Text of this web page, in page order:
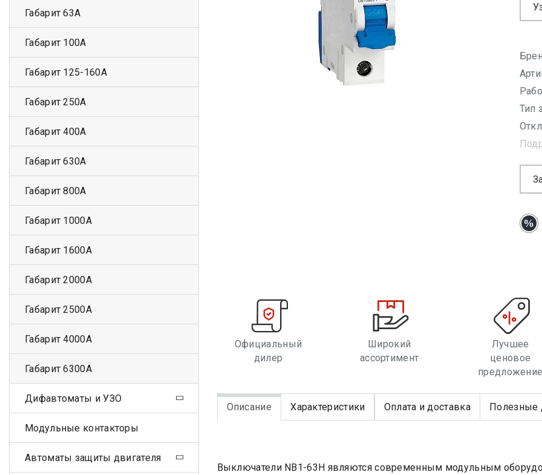
Тип
Официальный
дилер
Широкий
ассортимент
Лучшее
ценовое
предложение
Описание Характеристики Оплата и доставка Полезные
Выключатели NB1-63H являются современным модульным
Габарит 63А
Габарит 100А
Габарит 125-160А
Габарит 250А
Габарит 400А
Габарит 630А
Габарит 800А
Габарит 1000А
Габарит 1600А
Габарит 2000А
Габарит 2500А
Габарит 4000А
Габарит 6300А
Дифавтоматы и УЗО
Модульные контакторы
Автоматы защиты двигателя